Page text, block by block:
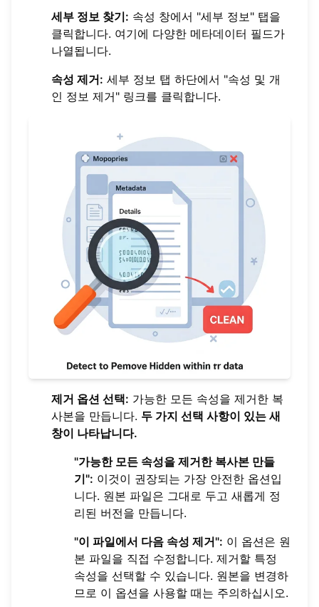
세부 정보 찾기: 속성 창에서 "세부 정보" 탭을
클릭합니다. 여기에 다양한 메타데이터 필드가
나열됩니다.
속성 제거: 세부 정보 탭 하단에서 "속성 및 개
인 정보 제거" 링크를 클릭합니다.
제거 옵션 선택: 가능한 모든 속성을 제거한 복
사본을 만듭니다. 두 가지 선택 사항이 있는 새
창이 나타납니다.
"가능한 모든 속성을 제거한 복사본 만들
기": 이것이 권장되는 가장 안전한 옵션입
니다. 원본 파일은 그대로 두고 새롭게 정
리된 버전을 만듭니다.
"이 파일에서 다음 속성 제거": 이 옵션은 원
본 파일을 직접 수정합니다. 제거할 특정
속성을 선택할 수 있습니다. 원본을 변경하
므로 이 옵션을 사용할 때는 주의하십시오.